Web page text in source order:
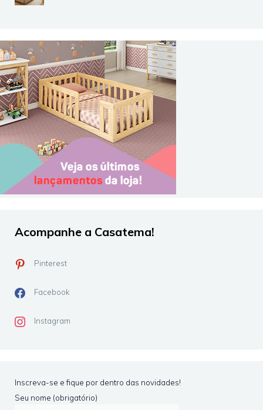
Acompanhe a Casatema!
Pinterest
Facebook
Instagram
Inscreva-se e fique por dentro das novidades!
Seu nome (obrigatório)